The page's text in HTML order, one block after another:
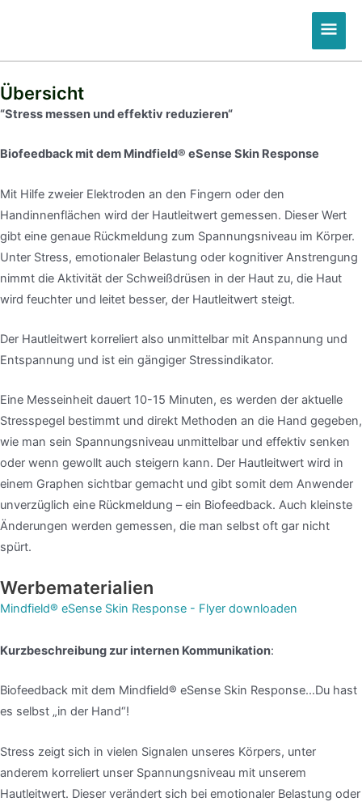
Übersicht
“Stress messen und effektiv reduzieren“
Biofeedback mit dem Mindfield® eSense Skin Response
Mit Hilfe zweier Elektroden an den Fingern oder den
Handinnenflächen wird der Hautleitwert gemessen. Dieser Wert
gibt eine genaue Rückmeldung zum Spannungsniveau im Körper.
Unter Stress, emotionaler Belastung oder kognitiver Anstrengung
nimmt die Aktivität der Schweißdrüsen in der Haut zu, die Haut
wird feuchter und leitet besser, der Hautleitwert steigt.
Der Hautleitwert korreliert also unmittelbar mit Anspannung und
Entspannung und ist ein gängiger Stressindikator.
Eine Messeinheit dauert 10-15 Minuten, es werden der aktuelle
Stresspegel bestimmt und direkt Methoden an die Hand gegeben,
wie man sein Spannungsniveau unmittelbar und effektiv senken
oder wenn gewollt auch steigern kann. Der Hautleitwert wird in
einem Graphen sichtbar gemacht und gibt somit dem Anwender
unverzüglich eine Rückmeldung – ein Biofeedback. Auch kleinste
Änderungen werden gemessen, die man selbst oft gar nicht
spürt.
Werbematerialien
Mindfield® eSense Skin Response - Flyer downloaden
Kurzbeschreibung zur internen Kommunikation:
Biofeedback mit dem Mindfield® eSense Skin Response…Du hast
es selbst „in der Hand“!
Stress zeigt sich in vielen Signalen unseres Körpers, unter
anderem korreliert unser Spannungsniveau mit unserem
Hautleitwert. Dieser verändert sich bei emotionaler Belastung oder